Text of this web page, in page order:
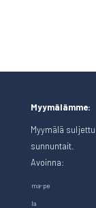
Myymälämme:
Myymälä
sunnuntait.
Avoinna:
ma-pe
la